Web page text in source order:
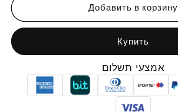
Добавить в корзину
Купить
אמצעי תשלום